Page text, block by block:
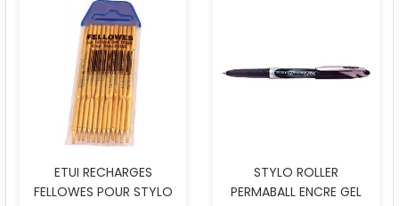
ETUI RECHARGES
FELLOWES POUR STYLO
STYLO ROLLER
PERMABALL ENCRE GEL